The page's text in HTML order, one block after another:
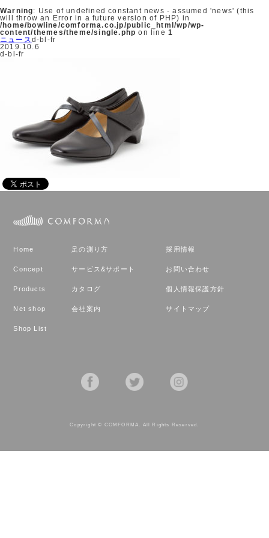
Warning: Use of undefined constant news - assumed 'news' (this
will throw an Error in a future version of PHP) in
/home/bowline/comforma.co.jp/public_html/wp/wp-
content/themes/theme/single.php on line1
ニュースd-bl-fr
2019.10.6
d-bl-fr
Home
Concept
Products
Net shop
Shop List
足の測り方
サービス&サポート
カタログ
会社案内
採用情報
お問い合わせ
個人情報保護方針
サイトマップ
Copyright © COMFORMA. All Rights Reserved.